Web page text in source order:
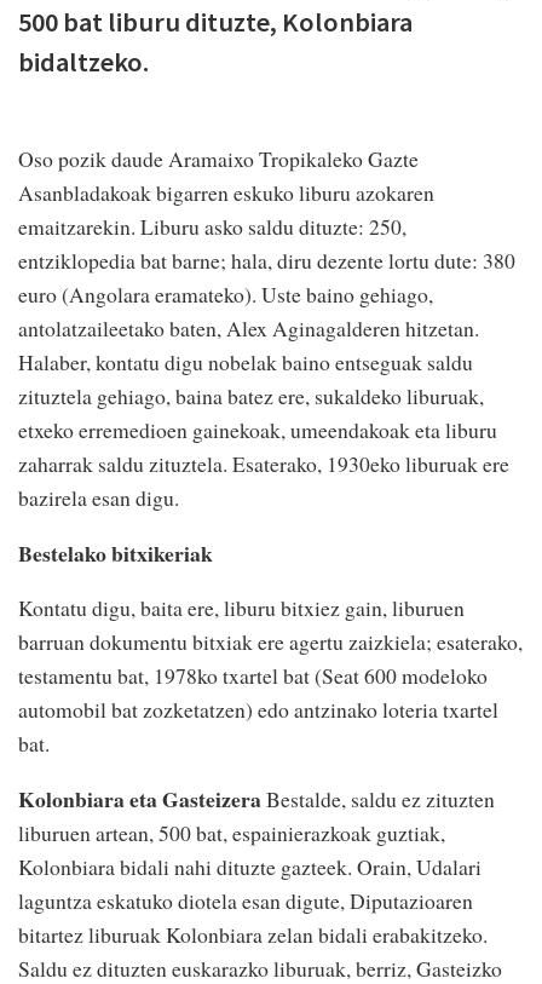
500 bat liburu dituzte, Kolonbiara
bidaltzeko.
Oso pozik daude Aramaixo Tropikaleko Gazte
Asanbladakoak bigarren eskuko liburu azokaren
emaitzarekin. Liburu asko saldu dituzte: 250,
entziklopedia bat barne; hala, diru dezente lortu dute: 380
euro (Angolara eramateko). Uste baino gehiago,
antolatzaileetako baten, Alex Aginagalderen hitzetan.
Halaber, kontatu digu nobelak baino entseguak saldu
zituztela gehiago, baina batez ere, sukaldeko liburuak,
etxeko erremedioen gainekoak, umeendakoak eta liburu
zaharrak saldu zituztela. Esaterako, 1930eko liburuak ere
bazirela esan digu.
Bestelako bitxikeriak
Kontatu digu, baita ere, liburu bitxiez gain, liburuen
barruan dokumentu bitxiak ere agertu zaizkiela; esaterako,
testamentu bat, 1978ko txartel bat (Seat 600 modeloko
automobil bat zozketatzen) edo antzinako loteria txartel
bat.
Kolonbiara eta GasteizeraBestalde, saldu ez zituzten
liburuen artean, 500 bat, espainierazkoak guztiak,
Kolonbiara bidali nahi dituzte gazteek. Orain, Udalari
laguntza eskatuko diotela esan digute, Diputazioaren
bitartez liburuak Kolonbiara zelan bidali erabakitzeko.
Saldu ez dituzten euskarazko liburuak, berriz, Gasteizko